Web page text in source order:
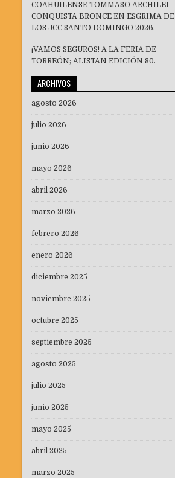
COAHUILENSE TOMMASO ARCHILEI
CONQUISTA BRONCE EN ESGRIMA DE
LOS JCC SANTO DOMINGO 2026.
¡VAMOS SEGUROS! A LA FERIA DE
TORREÓN; ALISTAN EDICIÓN 80.
ARCHIVOS
agosto 2026
julio 2026
junio 2026
mayo 2026
abril 2026
marzo 2026
febrero 2026
enero 2026
diciembre 2025
noviembre 2025
octubre 2025
septiembre 2025
agosto 2025
julio 2025
junio 2025
mayo 2025
abril 2025
marzo 2025